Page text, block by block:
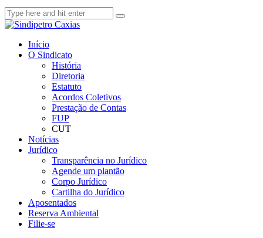
Início
O Sindicato
História
Diretoria
Estatuto
Acordos Coletivos
Prestação de Contas
FUP
CUT
Notícias
Jurídico
Transparência no Jurídico
Agende um plantão
Corpo Jurídico
Cartilha do Jurídico
Aposentados
Reserva Ambiental
Filie-se